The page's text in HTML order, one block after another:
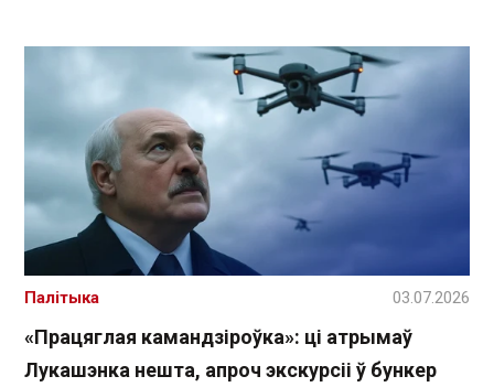
«Працяглая камандзіроўка»: ці атрымаў
Лукашэнка нешта, апроч экскурсіі ў бункер
Палітыка 03.07.2026